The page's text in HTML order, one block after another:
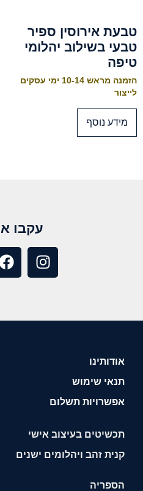
טבעת אירוסין ספיר
טבעי בשילוב יהלומי
טיפה
הזמנה מראש 10-14 ימי עסקים
לייצור
מידע נוסף
עקבו
אודותינו
תנאי שימוש
אפשרויות תשלום
תכשיטים בעיצוב אישי
קנית זהב ויהלומים ישנים
הספריה